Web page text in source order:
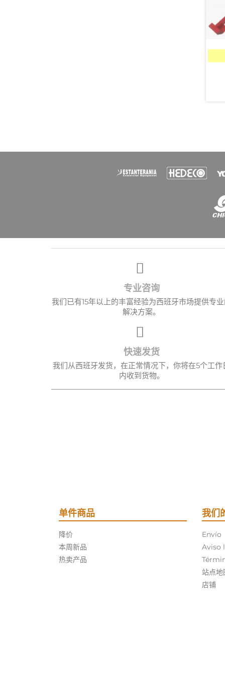
专业咨询
我们已有15年以上的丰富经验为西班牙市场提供专
解决方案。
快速发货
我们从西班牙发货，在正常情况下，你将在5个工作
内收到货物。
单件商品
降价
本周新品
热卖产品
我们
Envío
Aviso
站点地
店铺